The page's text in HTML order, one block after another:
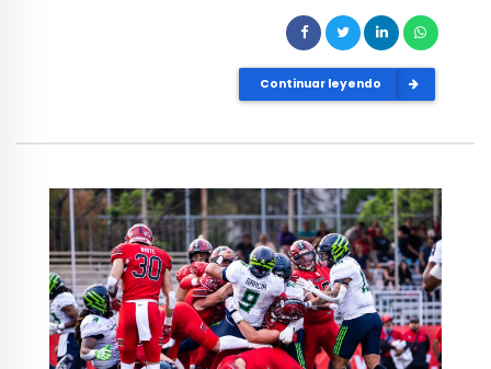
Continuar leyendo